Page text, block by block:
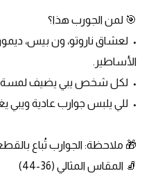
🎯 لمن الجورب هذا؟
الأساطير.
•	لكل شخص يبي يضيف لمسة “أوتاكو” لستايله اليومي.
•	للي يلبس جوارب عادية ويبي يغيّر ويحس بالفرق 😏
🎁 ملاحظة: الجوارب تُباع
🧦 المقاس المثالي (36-44)